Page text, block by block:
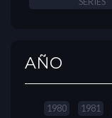
AÑO
1980 1981